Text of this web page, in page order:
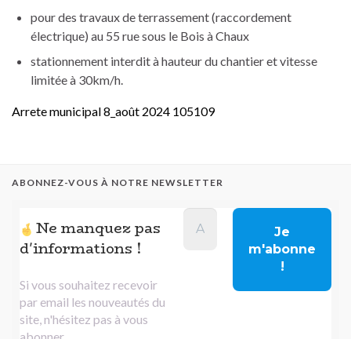
pour des travaux de terrassement (raccordement
électrique) au 55 rue sous le Bois à Chaux
stationnement interdit à hauteur du chantier et vitesse
limitée à 30km/h.
Arrete municipal 8_août 2024 105109
ABONNEZ-VOUS À NOTRE NEWSLETTER
Ne manquez pas
d'informations !
Si vous souhaitez recevoir
par email les nouveautés du
site, n'hésitez pas à vous